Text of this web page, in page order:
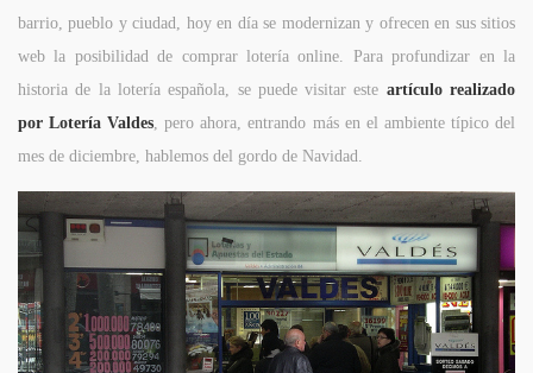
barrio, pueblo y ciudad, hoy en día se modernizan y ofrecen en sus sitios
web la posibilidad de comprar lotería online. Para profundizar en la
historia de la lotería española, se puede visitar este artículo realizado
por Lotería Valdes , pero ahora, entrando más en el ambiente típico del
mes de diciembre, hablemos del gordo de Navidad.